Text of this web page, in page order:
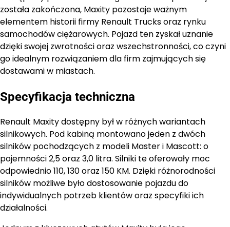
została zakończona, Maxity pozostaje ważnym
elementem historii firmy Renault Trucks oraz rynku
samochodów ciężarowych. Pojazd ten zyskał uznanie
dzięki swojej zwrotności oraz wszechstronności, co czyni
go idealnym rozwiązaniem dla firm zajmujących się
dostawami w miastach.
Specyfikacja techniczna
Renault Maxity dostępny był w różnych wariantach
silnikowych. Pod kabiną montowano jeden z dwóch
silników pochodzących z modeli Master i Mascott: o
pojemności 2,5 oraz 3,0 litra. Silniki te oferowały moc
odpowiednio 110, 130 oraz 150 KM. Dzięki różnorodności
silników możliwe było dostosowanie pojazdu do
indywidualnych potrzeb klientów oraz specyfiki ich
działalności.